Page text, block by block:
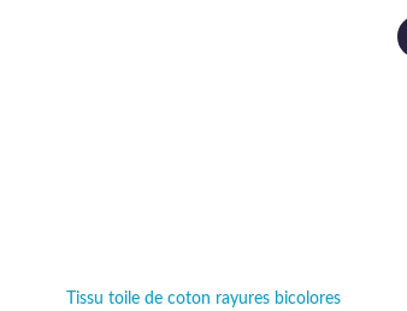
Tissu toile de coton rayures bicolores